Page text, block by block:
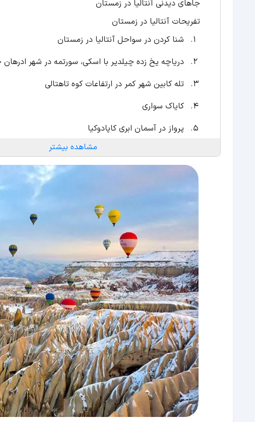
جاهای دیدنی آنتالیا در زمستان
تفریحات آنتالیا در زمستان
شنا کردن در سواحل آنتالیا در زمستان
دریاچه یخ زده چیلدیر با اسکی، سورتمه در شهر ادرهان
تله کابین شهر کمر در ارتفاعات کوه تاهتالی
کایاک سواری
پرواز در آسمان ابری کاپادوکیا
مشاهده بیشتر